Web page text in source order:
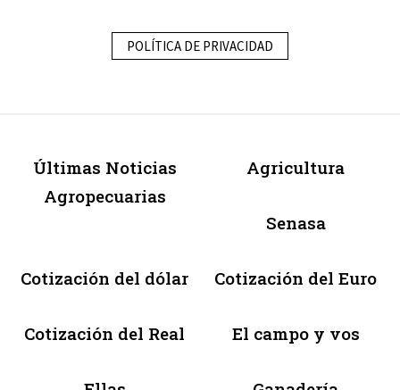
POLÍTICA DE PRIVACIDAD
Últimas Noticias
Agropecuarias
Agricultura
Senasa
Cotización del dólar Cotización del Euro
Cotización del Real El campo y vos